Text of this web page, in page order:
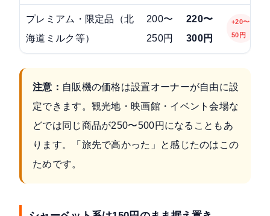
プレミアム・限定品（北
海道ミルク等）
200〜
250円
220〜
300円
+20〜
50円
注意： 自販機の価格は設置オーナーが自由に設
定できます。観光地・映画館・イベント会場な
どでは同じ商品が250〜500円になることもあ
ります。「旅先で高かった」と感じたのはこの
ためです。